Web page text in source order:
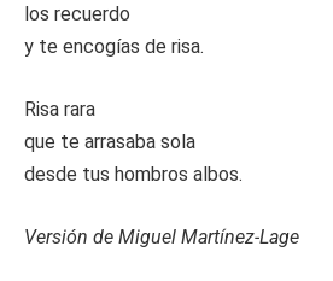
los recuerdo
y te encogías de risa.
Risa rara
que te arrasaba sola
desde tus hombros albos.
Versión de Miguel Martínez-Lage